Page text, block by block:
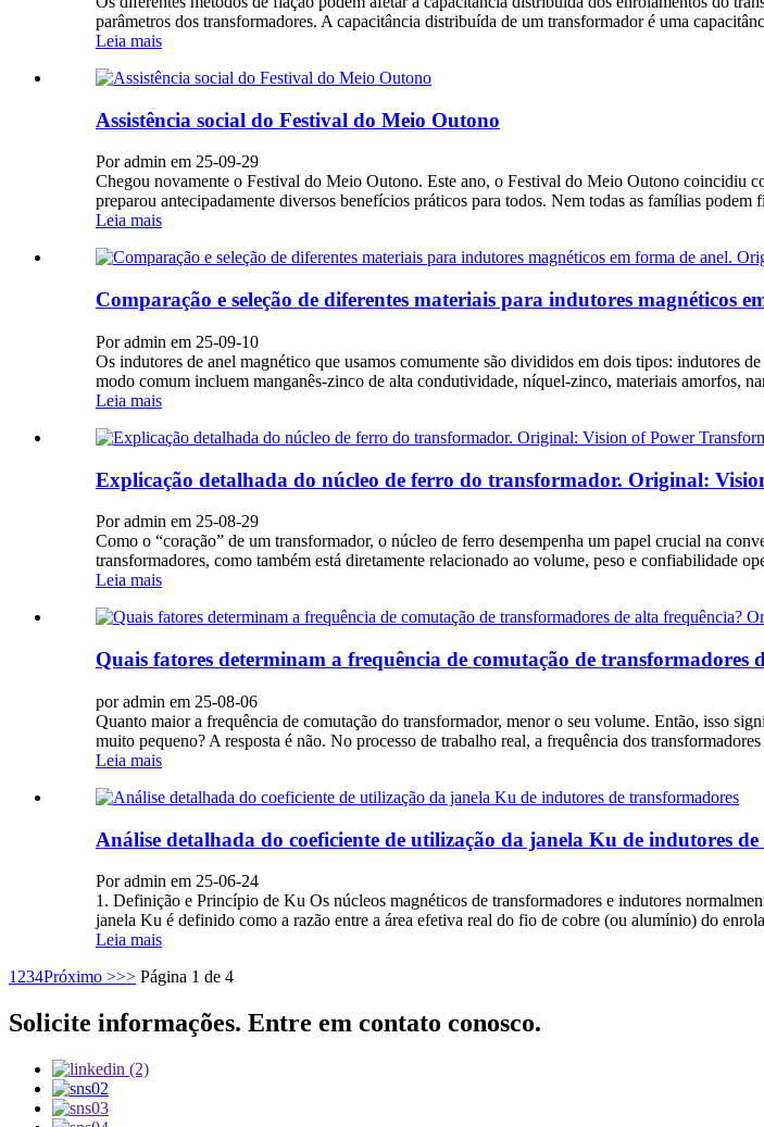
parâmetros dos transformadores. A capacitância distribuída de um transformador é uma
Leia mais
Assistência social do Festival do Meio Outono
Por admin em 25-09-29
Chegou novamente o Festival do Meio Outono. Este ano, o Festival do Meio Outono coincidiu
preparou antecipadamente diversos benefícios práticos para todos. Nem todas as famílias podem
Leia mais
Comparação e seleção de diferentes materiais para indutores magnéticos
Por admin em 25-09-10
Os indutores de anel magnético que usamos comumente são divididos em dois tipos: indutores
modo comum incluem manganês-zinco de alta condutividade, níquel-zinco, materiais amorfos,
Leia mais
Explicação detalhada do núcleo de ferro do transformador. Original:
Por admin em 25-08-29
Como o “coração” de um transformador, o núcleo de ferro desempenha um papel crucial na
transformadores, como também está diretamente relacionado ao volume, peso e confiabilidade
Leia mais
Quais fatores determinam a frequência de comutação de
por admin em 25-08-06
Quanto maior a frequência de comutação do transformador, menor o seu volume. Então, isso
muito pequeno? A resposta é não. No processo de trabalho real, a frequência dos
Leia mais
Análise detalhada do coeficiente de utilização da janela Ku de indutores
Por admin em 25-06-24
1. Definição e Princípio de Ku Os núcleos magnéticos de transformadores e indutores
janela Ku é definido como a razão entre a área efetiva real do fio de cobre (ou alumínio) do
Leia mais
1 234Próximo >>> Página 1 de 4
Solicite informações. Entre em contato conosco.